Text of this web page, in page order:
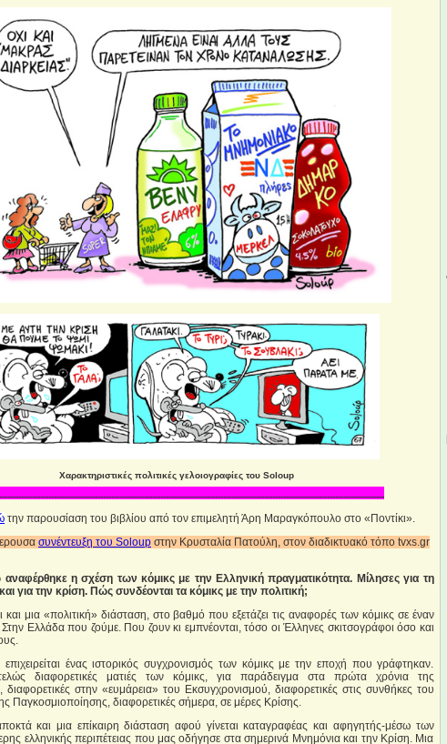
Χαρακτηριστικές πολιτικές γελοιογραφίες του Soloup
την παρουσίαση του βιβλίου από τον επιμελητή Άρη Μαραγκόπουλο στο «Ποντίκι».
συνέντευξη του Soloup στην Κρυσταλία Πατούλη, στον διαδικτυακό τόπο tvxs.gr
η σχέση των κόμικς με την Ελληνική πραγματικότητα. Μίλησες για τη
για την κρίση. Πώς συνδέονται τα κόμικς με την πολιτική;
και μια «πολιτική» διάσταση, στο βαθμό που εξετάζει τις αναφορές των κόμικς σε έναν
Ελλάδα που ζούμε. Που ζουν κι εμπνέονται, τόσο οι Έλληνες σκιτσογράφοι όσο και
επιχειρείται ένας ιστορικός συγχρονισμός των κόμικς με την εποχή που γράφτηκαν.
διαφορετικές ματιές των κόμικς, για παράδειγμα στα πρώτα χρόνια της
διαφορετικές στην «ευμάρεια» του Εκσυγχρονισμού, διαφορετικές στις συνθήκες του
Παγκοσμιοποίησης, διαφορετικές σήμερα, σε μέρες Κρίσης.
και μια επίκαιρη διάσταση αφού γίνεται καταγραφέας και αφηγητής-μέσω των
ελληνικής περιπέτειας που μας οδήγησε στα σημερινά Μνημόνια και την Κρίση. Μια